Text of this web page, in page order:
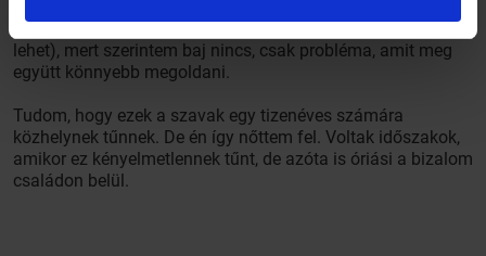
gyermekeim felé, hogy mindenről szeretnék tudni (amíg
lehet), mert szerintem baj nincs, csak probléma, amit meg
együtt könnyebb megoldani.
Tudom, hogy ezek a szavak egy tizenéves számára
közhelynek tűnnek. De én így nőttem fel. Voltak időszakok,
amikor ez kényelmetlennek tűnt, de azóta is óriási a bizalom
családon belül.